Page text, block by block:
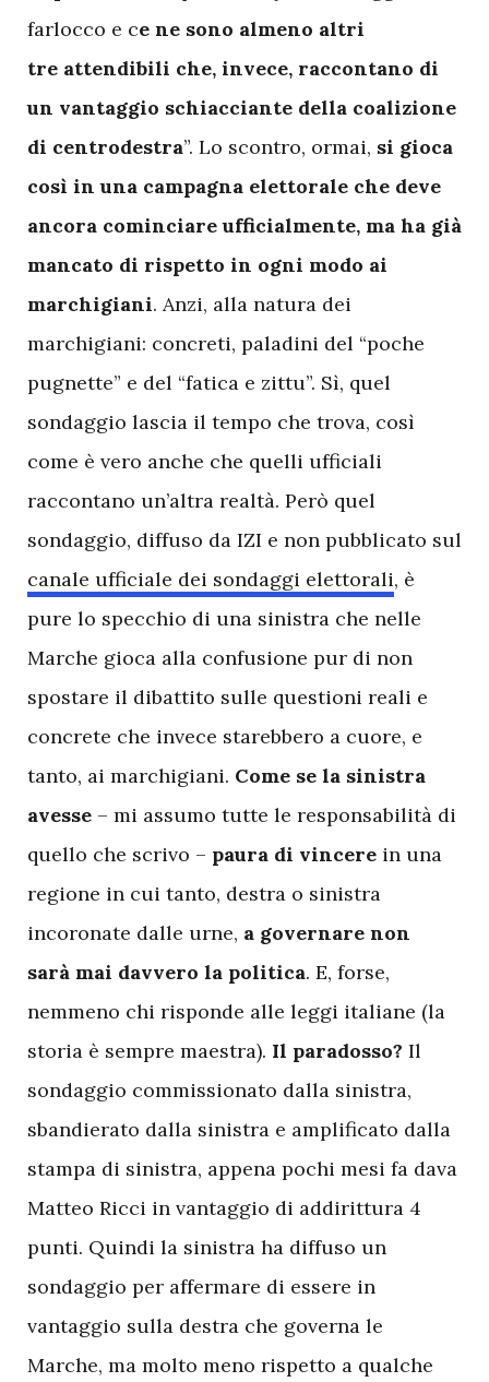
farlocco e ce ne sono almeno altri
tre attendibili che, invece, raccontano di
un vantaggio schiacciante della coalizione
di centrodestra”. Lo scontro, ormai, si gioca
così in una campagna elettorale che deve
ancora cominciare ufficialmente, ma ha già
mancato di rispetto in ogni modo ai
marchigiani. Anzi, alla natura dei
marchigiani: concreti, paladini del “poche
pugnette” e del “fatica e zittu”. Sì, quel
sondaggio lascia il tempo che trova, così
come è vero anche che quelli ufficiali
raccontano un’altra realtà. Però quel
sondaggio, diffuso da IZI e non pubblicato sul
canale ufficiale dei sondaggi elettorali, è
pure lo specchio di una sinistra che nelle
Marche gioca alla confusione pur di non
spostare il dibattito sulle questioni reali e
concrete che invece starebbero a cuore, e
tanto, ai marchigiani. Come se la sinistra
avesse – mi assumo tutte le responsabilità di
quello che scrivo – paura di vincere in una
regione in cui tanto, destra o sinistra
incoronate dalle urne, a governare non
sarà mai davvero la politica. E, forse,
nemmeno chi risponde alle leggi italiane (la
storia è sempre maestra). Il paradosso? Il
sondaggio commissionato dalla sinistra,
sbandierato dalla sinistra e amplificato dalla
stampa di sinistra, appena pochi mesi fa dava
Matteo Ricci in vantaggio di addirittura 4
punti. Quindi la sinistra ha diffuso un
sondaggio per affermare di essere in
vantaggio sulla destra che governa le
Marche, ma molto meno rispetto a qualche